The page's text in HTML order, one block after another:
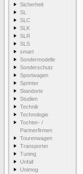
Sicherheit
SL
SLC
SLK
SLR
SLS
smart
Sondermodelle
Sonderschutz
Sportwagen
Sprinter
Standorte
Studien
Technik
Technologie
Tochter- /
Partnerfirmen
Tourenwagen
Transporter
Tuning
Unfall
Unimog